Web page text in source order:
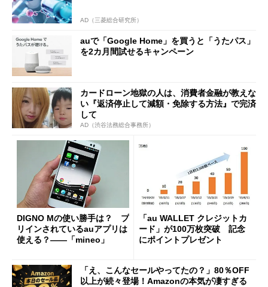
AD（三菱総合研究所）
auで「Google Home」を買うと「うたパス」
を2カ月間試せるキャンペーン
カードローン地獄の人は、消費者金融が教えな
い『返済停止して減額・免除する方法』で完済
して
AD（渋谷法務総合事務所）
DIGNO Mの使い勝手は？ プ
リインされているauアプリは
使える？――「mineo」
「au WALLET クレジットカ
ード」が100万枚突破 記念
にポイントプレゼント
「え、こんなセールやってたの？」80％OFF
以上が続々登場！Amazonの本気が凄すぎる